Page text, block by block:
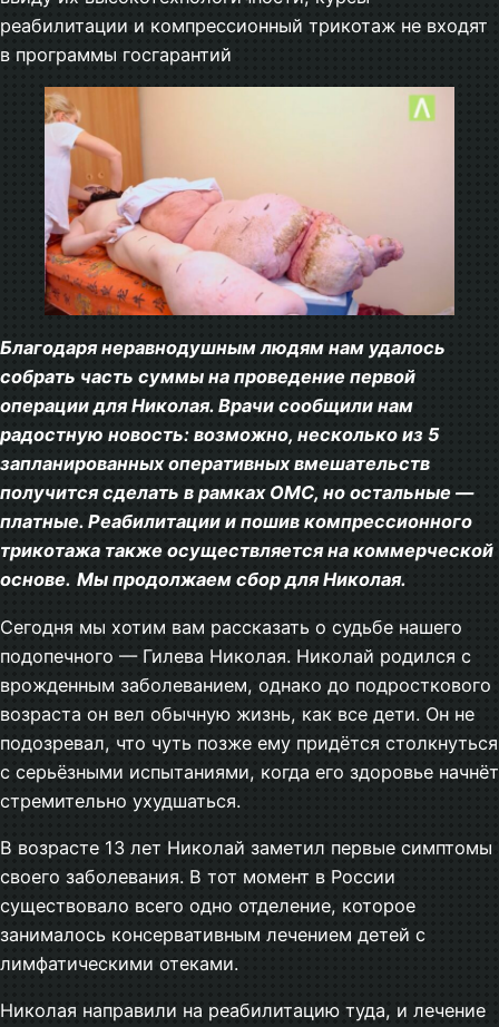
реабилитации и компрессионный трикотаж не входят
в программы госгарантий
Благодаря неравнодушным людям нам удалось
собрать часть суммы на проведение первой
операции для Николая. Врачи сообщили нам
радостную новость: возможно, несколько из 5
запланированных оперативных вмешательств
получится сделать в рамках ОМС, но остальные —
платные. Реабилитации и пошив компрессионного
трикотажа также осуществляется на коммерческой
основе. Мы продолжаем сбор для Николая.
Сегодня мы хотим вам рассказать о судьбе нашего
подопечного — Гилева Николая. Николай родился с
врожденным заболеванием, однако до подросткового
возраста он вел обычную жизнь, как все дети. Он не
подозревал, что чуть позже ему придётся столкнуться
с серьёзными испытаниями, когда его здоровье начнёт
стремительно ухудшаться.
В возрасте 13 лет Николай заметил первые симптомы
своего заболевания. В тот момент в России
существовало всего одно отделение, которое
занималось консервативным лечением детей с
лимфатическими отеками.
Николая направили на реабилитацию туда, и лечение